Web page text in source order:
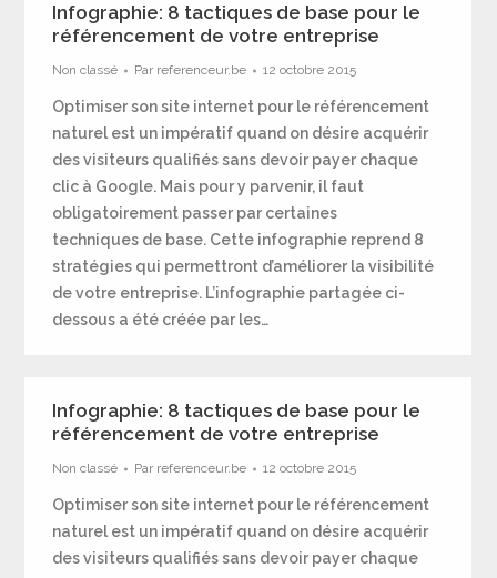
Infographie: 8 tactiques de base pour le
référencement de votre entreprise
Non classé Par referenceur.be 12 octobre 2015
Optimiser son site internet pour le référencement
naturel est un impératif quand on désire acquérir
des visiteurs qualifiés sans devoir payer chaque
clic à Google. Mais pour y parvenir, il faut
obligatoirement passer par certaines
techniques de base. Cette infographie reprend 8
stratégies qui permettront d’améliorer la visibilité
de votre entreprise. L’infographie partagée ci-
dessous a été créée par les…
Infographie: 8 tactiques de base pour le
référencement de votre entreprise
Non classé Par referenceur.be 12 octobre 2015
Optimiser son site internet pour le référencement
naturel est un impératif quand on désire acquérir
des visiteurs qualifiés sans devoir payer chaque